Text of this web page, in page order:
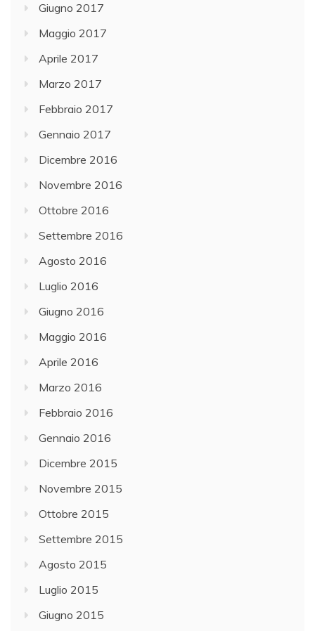
Giugno 2017
Maggio 2017
Aprile 2017
Marzo 2017
Febbraio 2017
Gennaio 2017
Dicembre 2016
Novembre 2016
Ottobre 2016
Settembre 2016
Agosto 2016
Luglio 2016
Giugno 2016
Maggio 2016
Aprile 2016
Marzo 2016
Febbraio 2016
Gennaio 2016
Dicembre 2015
Novembre 2015
Ottobre 2015
Settembre 2015
Agosto 2015
Luglio 2015
Giugno 2015